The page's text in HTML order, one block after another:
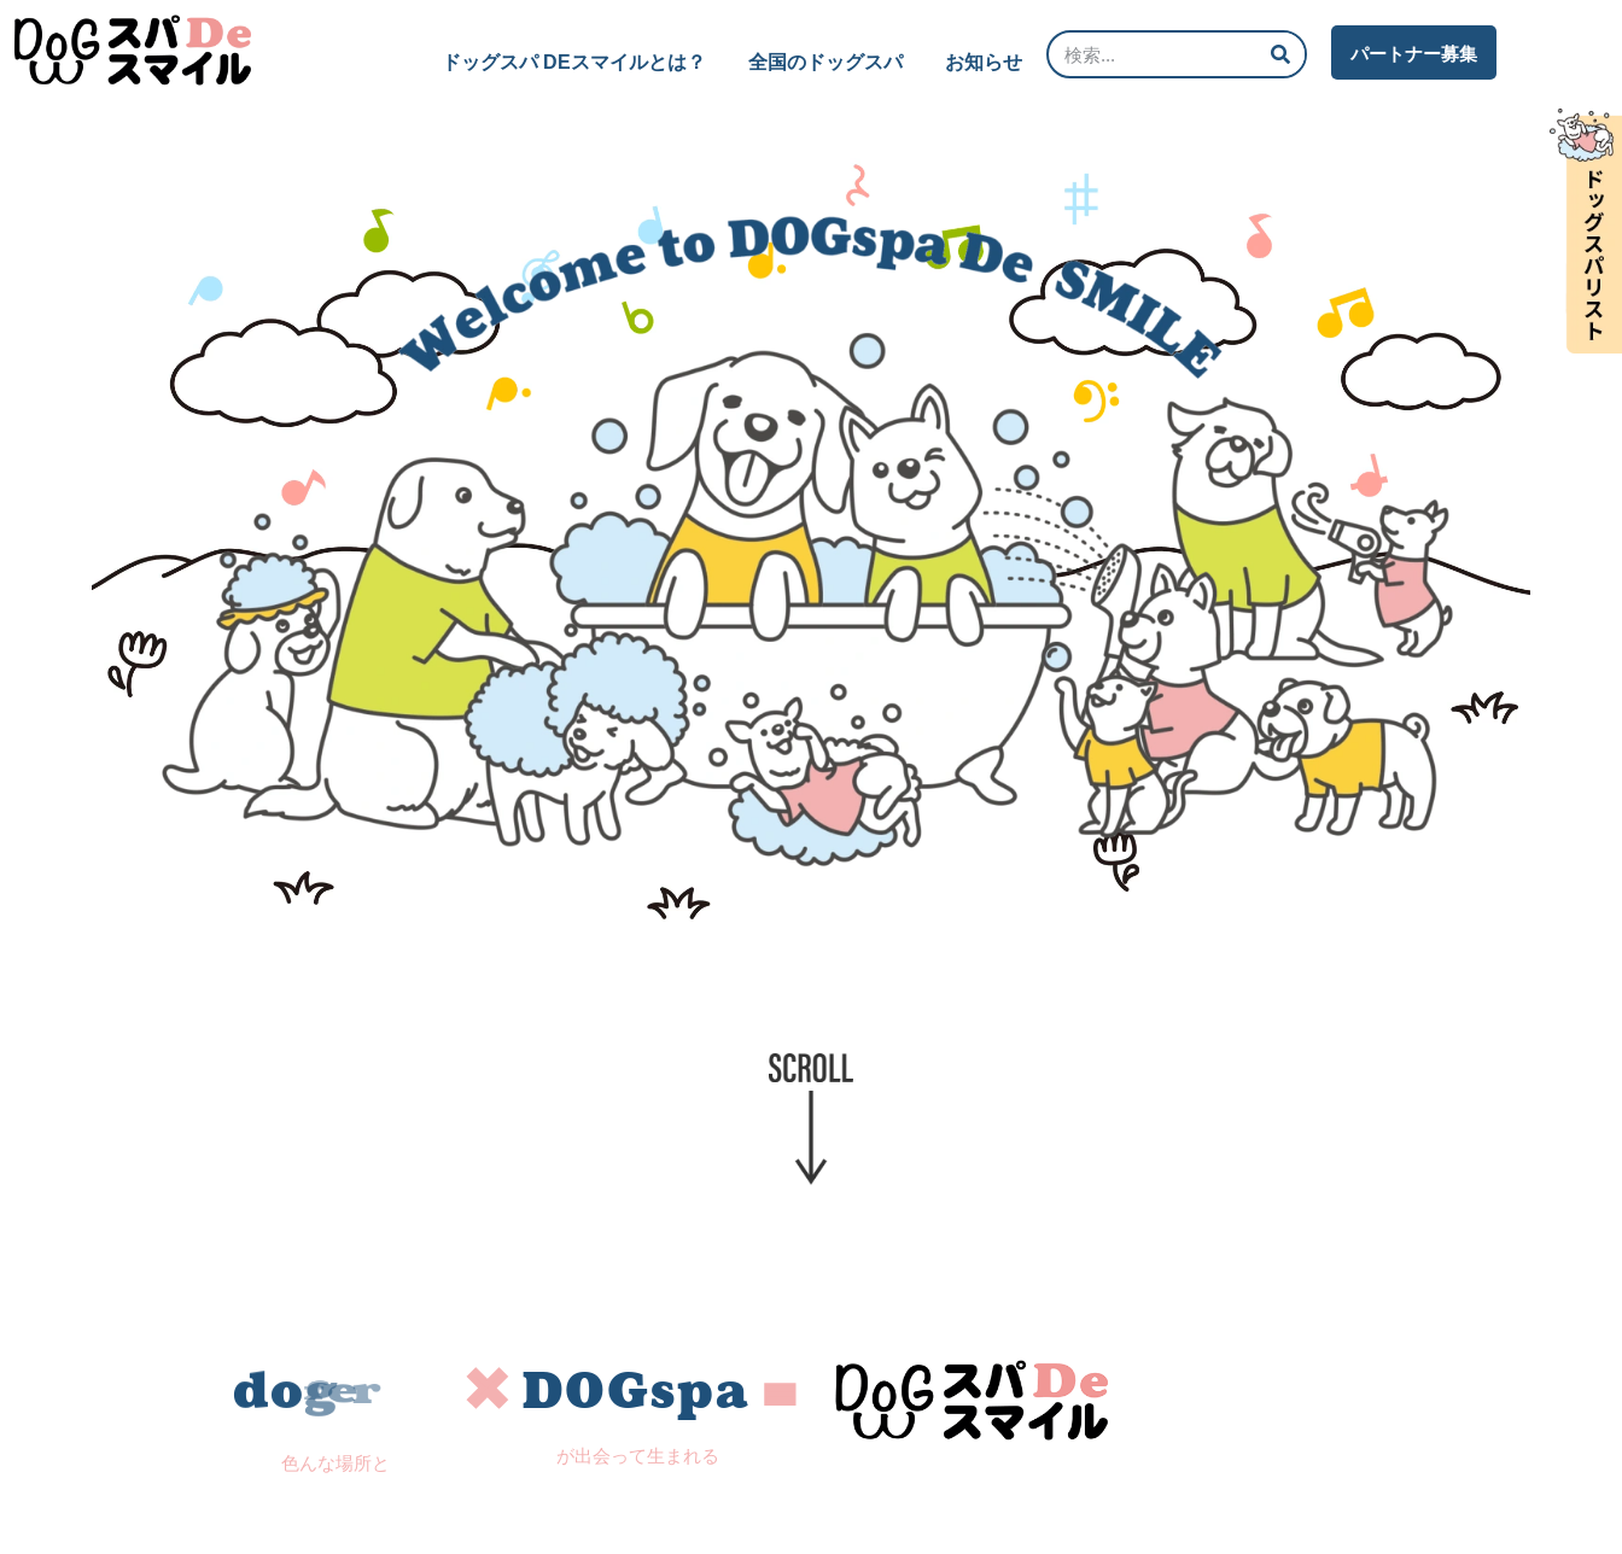
ドッグスパ DEスマイルとは？ 全国のドッグスパ お知らせ パートナー募集
dog ru
色んな場所と
✕DOGspa=
が出会って生まれる